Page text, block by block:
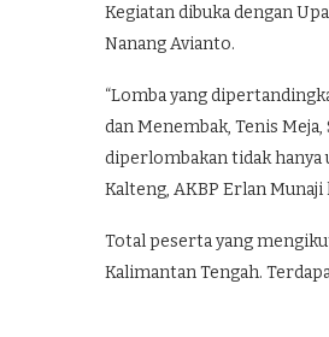
Kegiatan dibuka dengan
Nanang Avianto.
“Lomba yang
dan Menembak, Tenis
diperlombakan tidak hanya
Kalteng, AKBP Erlan Munaji
Total peserta yang
Kalimantan Tengah.